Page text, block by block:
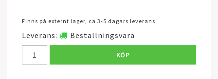
Finns på externt lager, ca 3-5 dagars leverans
Leverans: Beställningsvara
KÖP